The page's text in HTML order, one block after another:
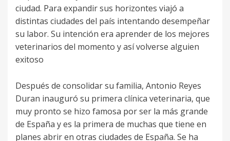
ciudad. Para expandir sus horizontes viajó a
distintas ciudades del país intentando desempeñar
su labor. Su intención era aprender de los mejores
veterinarios del momento y así volverse alguien
exitoso
Después de consolidar su familia, Antonio Reyes
Duran inauguró su primera clínica veterinaria, que
muy pronto se hizo famosa por ser la más grande
de España y es la primera de muchas que tiene en
planes abrir en otras ciudades de España. Se ha